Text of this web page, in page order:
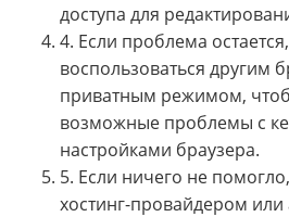
доступа для
4. Если проблема
воспользоваться другим
приватным режимом,
возможные проблемы с
настройками браузера.
5. Если ничего не
хостинг-провайдером